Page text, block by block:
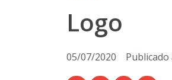
Logo
05/07/2020 Publicado